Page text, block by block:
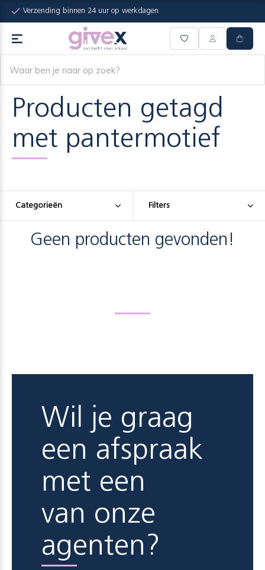
Verzending binnen 24 uur op werkdagen
Producten getagd
met pantermotief
Categorieën Filters
Geen producten gevonden!
Wil je graag
een afspraak
met een
van onze
agenten?